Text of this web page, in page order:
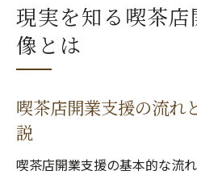
現実を知る喫茶
像とは
喫茶店開業支援の流れ
説
喫茶店開業支援の基本的な流